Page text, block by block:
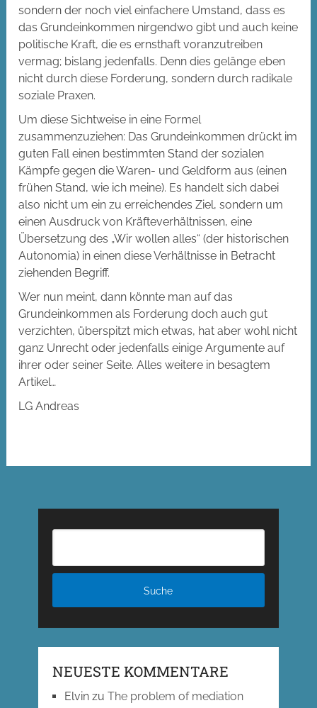
sondern der noch viel einfachere Umstand, dass es
das Grundeinkommen nirgendwo gibt und auch keine
politische Kraft, die es ernsthaft voranzutreiben
vermag; bislang jedenfalls. Denn dies gelänge eben
nicht durch diese Forderung, sondern durch radikale
soziale Praxen.
Um diese Sichtweise in eine Formel
zusammenzuziehen: Das Grundeinkommen drückt im
guten Fall einen bestimmten Stand der sozialen
Kämpfe gegen die Waren- und Geldform aus (einen
frühen Stand, wie ich meine). Es handelt sich dabei
also nicht um ein zu erreichendes Ziel, sondern um
einen Ausdruck von Kräfteverhältnissen, eine
Übersetzung des „Wir wollen alles“ (der historischen
Autonomia) in einen diese Verhältnisse in Betracht
ziehenden Begriff.
Wer nun meint, dann könnte man auf das
Grundeinkommen als Forderung doch auch gut
verzichten, überspitzt mich etwas, hat aber wohl nicht
ganz Unrecht oder jedenfalls einige Argumente auf
ihrer oder seiner Seite. Alles weitere in besagtem
Artikel…
LG Andreas
NEUESTE KOMMENTARE
Elvinzu The problem of mediation